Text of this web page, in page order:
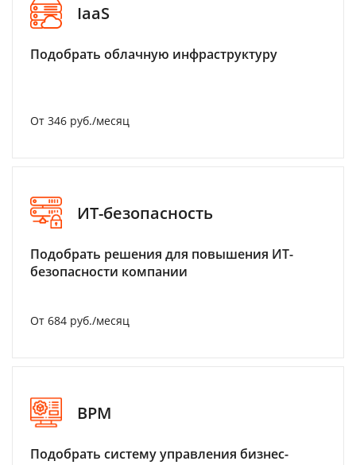
IaaS
Подобрать облачную инфраструктуру
От 346 руб./месяц
ИТ-безопасность
Подобрать решения для повышения ИТ-
безопасности компании
От 684 руб./месяц
BPM
Подобрать систему управления бизнес-